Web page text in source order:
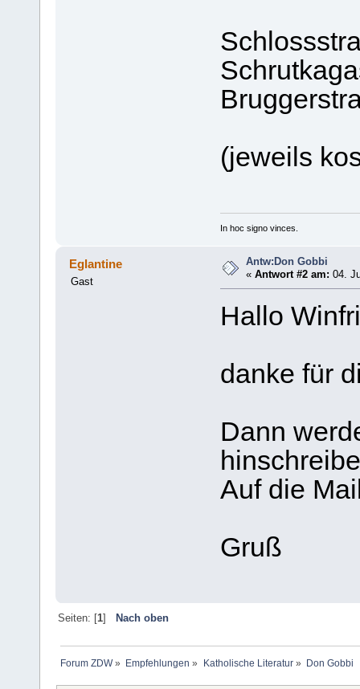
(jeweils
In hoc signo vinces.
Eglantine
Gast
Antw:Don Gobbi
«Antwort #2 am: 04.
Hallo
danke für
Dann
Auf die
Gruß
Seiten: [1] Nach oben
Forum ZDW» Empfehlungen » Katholische Literatur» Don Gobbi